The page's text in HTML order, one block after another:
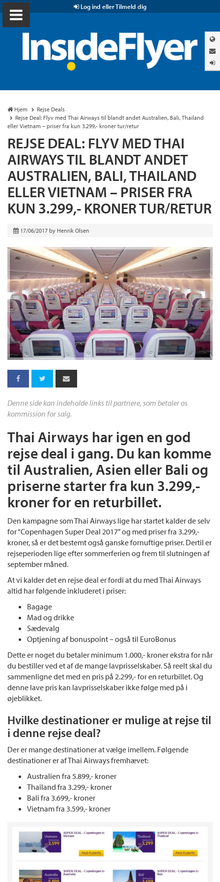
Log ind eller Tilmeld dig
Hjem
Rejse Deals
Rejse Deal: Flyv med Thai Airways til blandt andet Australien, Bali, Thailand
eller Vietnam – priser fra kun 3.299,- kroner tur/retur
REJSE DEAL: FLYV MED THAI
AIRWAYS TIL BLANDT ANDET
AUSTRALIEN, BALI, THAILAND
ELLER VIETNAM – PRISER FRA
KUN 3.299,- KRONER TUR/RETUR
17/06/2017 by Henrik Olsen
Denne side kan indeholde links til partnere, som betaler os
kommission for salg.
Thai Airways har igen en god
rejse deal i gang. Du kan komme
til Australien, Asien eller Bali og
priserne starter fra kun 3.299,-
kroner for en returbillet.
Den kampagne som Thai Airways lige har startet kalder de selv
for “Copenhagen Super Deal 2017” og med priser fra 3.299,-
kroner, så er det bestemt også ganske fornuftige priser. Dertil er
rejseperioden lige efter sommerferien og frem til slutningen af
september måned.
At vi kalder det en rejse deal er fordi at du med Thai Airways
altid har følgende inkluderet i priser:
Bagage
Mad og drikke
Sædevalg
Optjening af bonuspoint – også til EuroBonus
Dette er noget du betaler minimum 1.000,- kroner ekstra for når
du bestiller ved et af de mange lavprisselskaber. Så reelt skal du
sammenligne det med en pris på 2.299,- for en returbillet. Og
denne lave pris kan lavprisselskaber ikke følge med på i
øjeblikket.
Hvilke destinationer er mulige at rejse til
i denne rejse deal?
Der er mange destinationer at vælge imellem. Følgende
destinationer er af Thai Airways fremhævet:
Australien fra 5.899,- kroner
Thailand fra 3.299,- kroner
Bali fra 3.699,- kroner
Vietnam fra 3.599,- kroner